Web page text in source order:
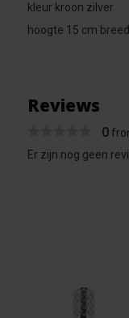
kleur kroon zilver
hoogte 15 cm
Reviews
0
Er zijn nog geen